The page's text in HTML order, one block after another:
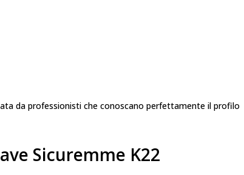
da professionisti che conoscano perfettamente il profilo
Sicuremme K22